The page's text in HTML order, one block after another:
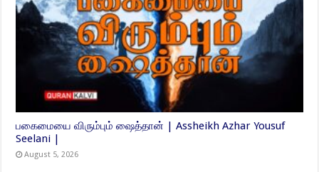
பகைமையை விரும்பும் ஷைத்தான் | Assheikh Azhar Yousuf
Seelani |
August 5, 2026